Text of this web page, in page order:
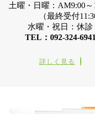
土曜・日曜：AM9:00～
（最終受付11:30
水曜・祝日：休診
TEL：092-324-
詳しく見る